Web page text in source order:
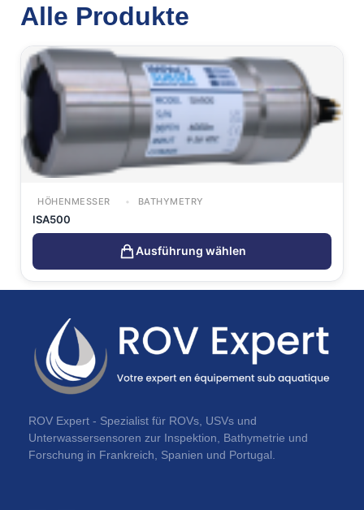
Alle Produkte
HÖHENMESSER BATHYMETRY
ISA500
Ausführung wählen
ROV Expert - Spezialist für ROVs, USVs und
Unterwassersensoren zur Inspektion, Bathymetrie und
Forschung in Frankreich, Spanien und Portugal.